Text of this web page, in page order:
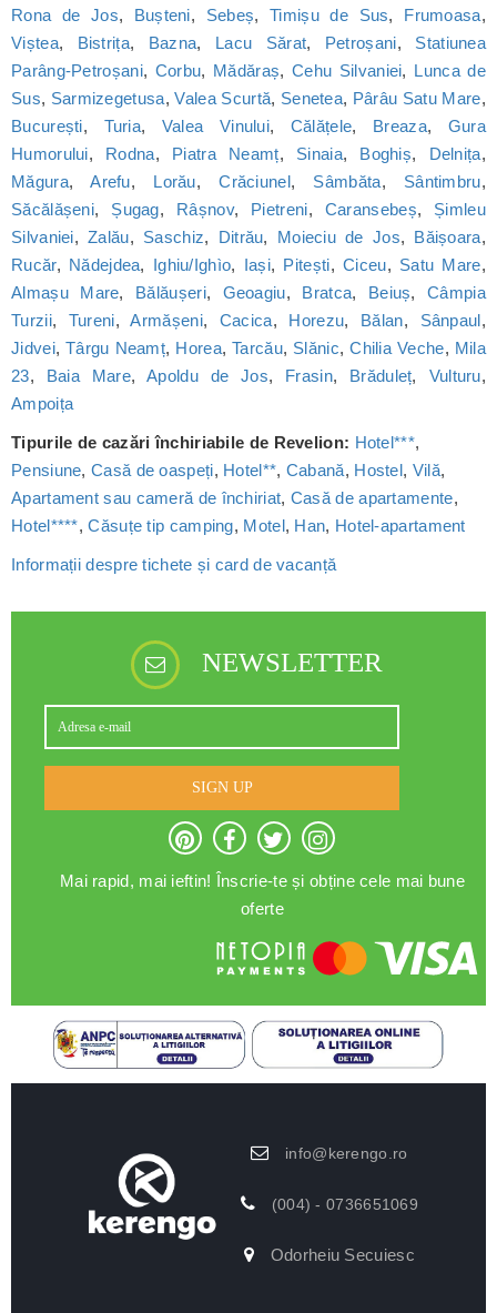
Rona de Jos, Bușteni, Sebeș, Timișu de Sus, Frumoasa,
Viștea, Bistrița, Bazna, Lacu Sărat, Petroșani, Statiunea
Parâng-Petroșani, Corbu, Mădăraș, Cehu Silvaniei, Lunca de
Sus, Sarmizegetusa,Valea Scurtă, Senetea, Pârâu Satu Mare,
București, Turia, Valea Vinului, Călățele, Breaza, Gura
Humorului, Rodna, Piatra Neamț, Sinaia, Boghiș, Delnița,
Măgura,Arefu, Lorău,Crăciunel, Sâmbăta, Sântimbru,
Săcălășeni, Șugag, Râșnov, Pietreni, Caransebeș, Șimleu
Silvaniei,Zalău, Saschiz, Ditrău, Moieciu de Jos, Băișoara,
Rucăr, Nădejdea, Ighiu/Ighìo, Iași, Pitești,Ciceu, Satu Mare,
Almașu Mare, Bălăușeri, Geoagiu, Bratca, Beiuș,Câmpia
Turzii, Tureni,Armășeni, Cacica, Horezu, Bălan, Sânpaul,
Jidvei,Târgu Neamț, Horea,Tarcău, Slănic,Chilia Veche, Mila
23, Baia Mare,Apoldu de Jos, Frasin, Brăduleț, Vulturu,
Ampoița
Tipurile de cazări închiriabile de Revelion: Hotel***,
Pensiune,Casă de oaspeți, Hotel**, Cabană, Hostel, Vilă,
Apartament sau cameră de închiriat, Casă de apartamente,
Hotel****,Căsuțe tip camping, Motel, Han, Hotel-apartament
Informații despre tichete și card de vacanță
NEWSLETTER
SIGN UP
Mai rapid, mai ieftin! Înscrie-te și obține cele mai bune
oferte
info@kerengo.ro
(004) - 0736651069
Odorheiu Secuiesc